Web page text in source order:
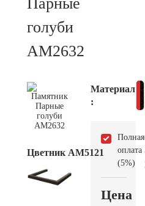
голуби
AM2632
Цветник АМ5121
Материал
:
Полная
оплата
(5%)
Цена